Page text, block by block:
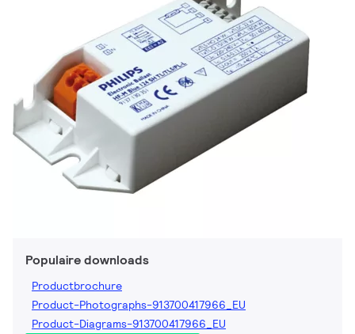
Populaire downloads
Productbrochure
Product-Photographs-913700417966_EU
Product-Diagrams-913700417966_EU